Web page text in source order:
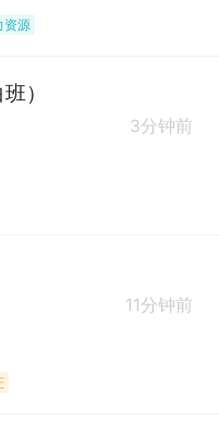
资源
）
3分钟前
11分钟前